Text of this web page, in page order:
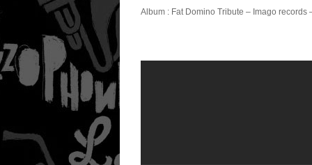
Album : Fat Domino Tribute – Imago records